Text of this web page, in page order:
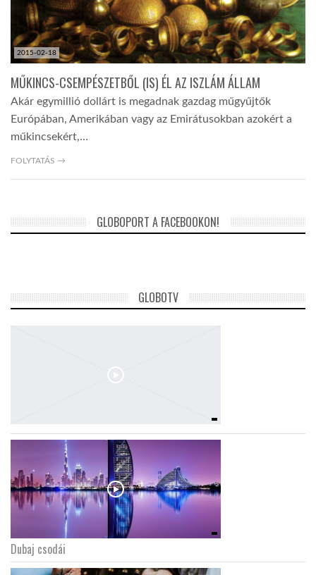
2015-02-18
MŰKINCS-CSEMPÉSZETBŐL (IS) ÉL AZ ISZLÁM ÁLLAM
Akár egymillió dollárt is megadnak gazdag műgyűjtők
Európában, Amerikában vagy az Emirátusokban azokért a
műkincsekért,…
FOLYTATÁS →
GLOBOPORT A FACEBOOKON!
GLOBOTV
Dubaj csodái